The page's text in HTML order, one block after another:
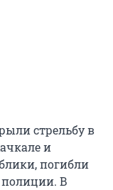
стрельбу в
и
погибли
полиции. В